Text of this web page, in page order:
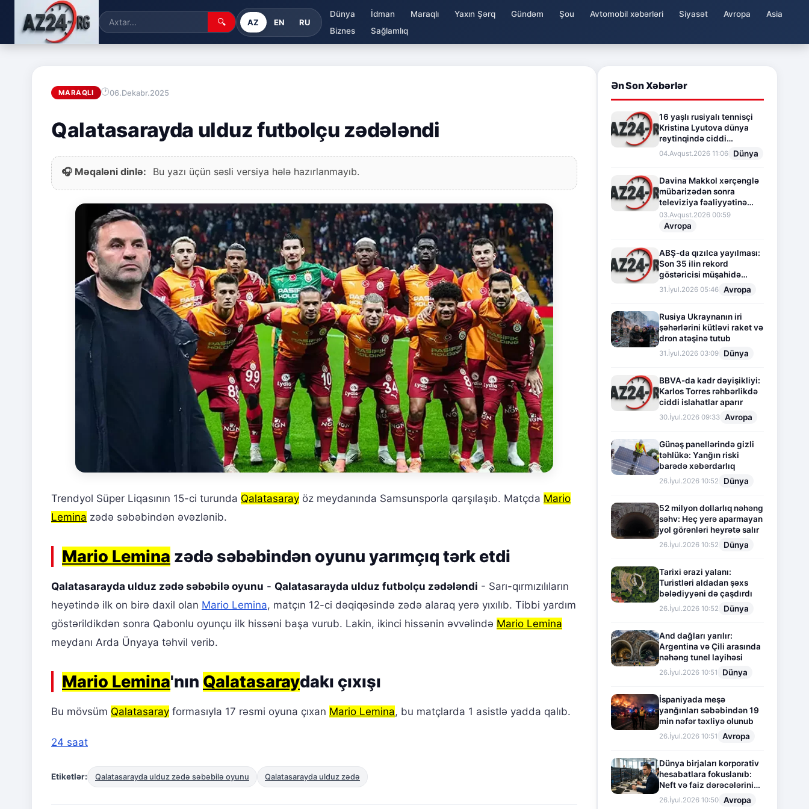
🔍 AZ EN RU
Dünya İdman Maraqlı Yaxın Şərq Gündəm Şou Avtomobil xəbərləri Siyasət Avropa
Asia
Biznes
Sağlamlıq
MARAQLI 06.Dekabr.2025
Qalatasarayda ulduz futbolçu zədələndi
🎧 Məqaləni dinlə: Bu yazı üçün səsli versiya hələ hazırlanmayıb.
Trendyol Süper Liqasının 15-ci turunda Qalatasaray öz meydanında Samsunsporla qarşılaşıb. Matçda Mario
Lemina zədə səbəbindən əvəzlənib.
Mario Lemina zədə səbəbindən oyunu yarımçıq tərk etdi
Qalatasarayda ulduz zədə səbəbilə oyunu - Qalatasarayda ulduz futbolçu zədələndi - Sarı-qırmızılıların
heyətində ilk on birə daxil olan Mario Lemina, matçın 12-ci dəqiqəsində zədə alaraq yerə yıxılıb. Tibbi yardım
göstərildikdən sonra Qabonlu oyunçu ilk hissəni başa vurub. Lakin, ikinci hissənin əvvəlində Mario Lemina
meydanı Arda Ünyaya təhvil verib.
Mario Lemina'nın Qalatasaraydakı çıxışı
Bu mövsüm Qalatasaray formasıyla 17 rəsmi oyuna çıxan Mario Lemina, bu matçlarda 1 asistlə yadda qalıb.
24 saat
Etiketlər: Qalatasarayda ulduz zədə səbəbilə oyunu Qalatasarayda ulduz zədə
Ən Son Xəbərlər
16 yaşlı rusiyalı tennisçi
Kristina Lyutova dünya
reytinqində ciddi
irəliləyişə imza atdı
04.Avqust.2026 11:06 Dünya
Davina Makkol xərçənglə
mübarizədən sonra
televiziya fəaliyyətinə
fasilə verir
03.Avqust.2026 00:59
Avropa
ABŞ-da qızılca yayılması:
Son 35 ilin rekord
göstəricisi müşahidə
olunur
31.İyul.2026 05:46 Avropa
Rusiya Ukraynanın iri
şəhərlərini kütləvi raket və
dron atəşinə tutub
31.İyul.2026 03:09 Dünya
BBVA-da kadr dəyişikliyi:
Karlos Torres rəhbərlikdə
ciddi islahatlar aparır
30.İyul.2026 09:33 Avropa
Günəş panellərində gizli
təhlükə: Yanğın riski
barədə xəbərdarlıq
26.İyul.2026 10:52 Dünya
52 milyon dollarlıq nəhəng
səhv: Heç yerə aparmayan
yol görənləri heyrətə salır
26.İyul.2026 10:52 Dünya
Tarixi ərazi yalanı:
Turistləri aldadan şəxs
bələdiyyəni də çaşdırdı
26.İyul.2026 10:52 Dünya
And dağları yarılır:
Argentina və Çili arasında
nəhəng tunel layihəsi
26.İyul.2026 10:51 Dünya
İspaniyada meşə
yanğınları səbəbindən 19
min nəfər təxliyə olunub
26.İyul.2026 10:51 Avropa
Dünya birjaları korporativ
hesabatlara fokuslanıb:
Neft və faiz dərəcələrinin
təsiri altında cari vəziyyət
26.İyul.2026 10:50 Avropa